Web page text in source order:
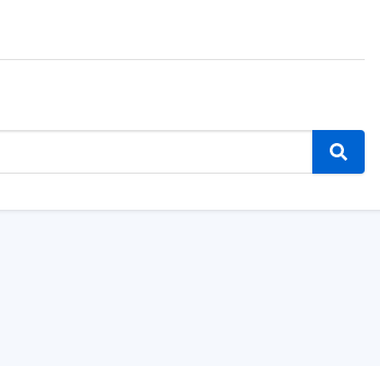
1 秒 为您提供或帮您维护专为
转化。 我们提供从技术维护，内容运营、广告投放到
高级插件商店
电子商务和支付